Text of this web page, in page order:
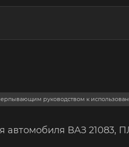
руководством к
автомобиля ВАЗ